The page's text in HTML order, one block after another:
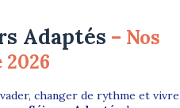
Adaptés – Nos
changer de rythme et vivre